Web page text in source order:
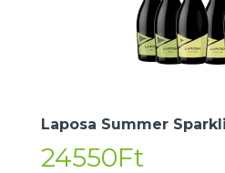
Laposa Summer
24550Ft